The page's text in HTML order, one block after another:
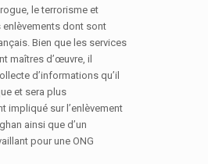
le terrorisme et
enlèvements dont sont
Bien que les services
maîtres d’œuvre, il
d’informations qu’il
et sera plus
impliqué sur l’enlèvement
ainsi que d’un
pour une ONG